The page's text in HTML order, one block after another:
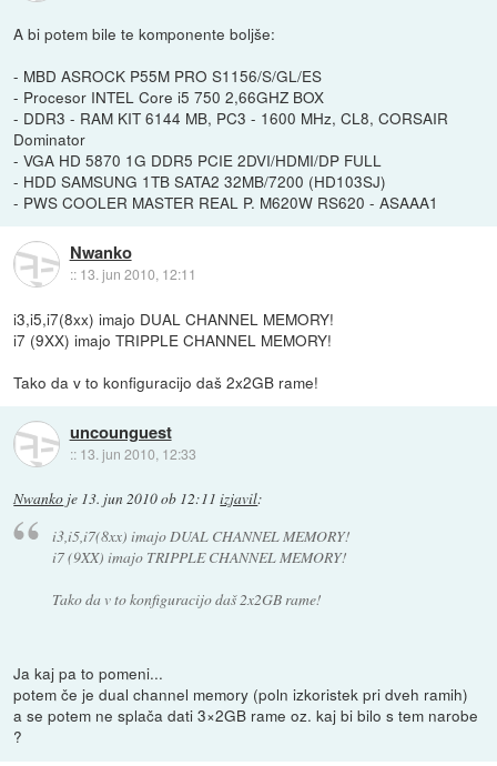
A bi potem bile te komponente boljše:
- MBD ASROCK P55M PRO S1156/S/GL/ES
- Procesor INTEL Core i5 750 2,66GHZ BOX
- DDR3 - RAM KIT 6144 MB, PC3 - 1600 MHz, CL8, CORSAIR
Dominator
- VGA HD 5870 1G DDR5 PCIE 2DVI/HDMI/DP FULL
- HDD SAMSUNG 1TB SATA2 32MB/7200 (HD103SJ)
- PWS COOLER MASTER REAL P. M620W RS620 - ASAAA1
Nwanko
:: 13. jun 2010, 12:11
i3,i5,i7(8xx) imajo DUAL CHANNEL MEMORY!
i7 (9XX) imajo TRIPPLE CHANNEL MEMORY!
Tako da v to konfiguracijo daš 2x2GB rame!
uncounguest
:: 13. jun 2010, 12:33
Nwanko je 13. jun 2010 ob 12:11 izjavil:
i3,i5,i7(8xx) imajo DUAL CHANNEL MEMORY!
i7 (9XX) imajo TRIPPLE CHANNEL MEMORY!
Tako da v to konfiguracijo daš 2x2GB rame!
Ja kaj pa to pomeni...
potem če je dual channel memory (poln izkoristek pri dveh ramih)
a se potem ne splača dati 3×2GB rame oz. kaj bi bilo s tem narobe
?